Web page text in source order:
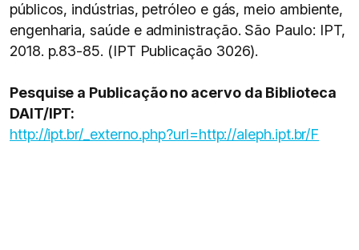
públicos, indústrias, petróleo e gás, meio ambiente,
engenharia, saúde e administração. São Paulo: IPT,
2018. p.83-85. (IPT Publicação 3026).
Pesquise a Publicação no acervo da Biblioteca
DAIT/IPT:
http://ipt.br/_externo.php?url=http://aleph.ipt.br/F